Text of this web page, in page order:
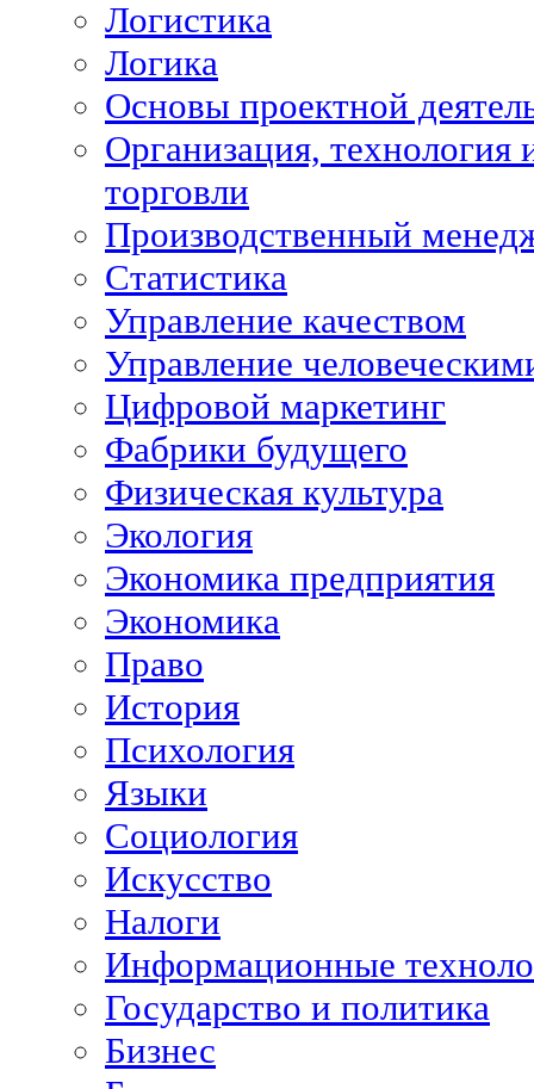
Логистика
Логика
Основы проектной
Организация, технология
торговли
Производственный
Статистика
Управление качеством
Управление
Цифровой маркетинг
Фабрики будущего
Физическая культура
Экология
Экономика предприятия
Экономика
Право
История
Психология
Языки
Социология
Искусство
Налоги
Информационные
Государство и политика
Бизнес